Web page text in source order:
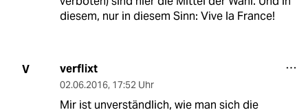
diesem, nur in diesem Sinn: Vive la France!
V verflixt
02.06.2016, 17:52 Uhr
Mir ist unverständlich, wie man sich die